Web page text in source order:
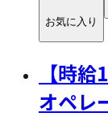
お気に入り
【時
オペレ